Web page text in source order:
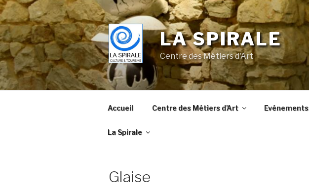
Skip
to
content
LA SPIRALE
Centre des Métiers d'Art
Accueil Centre des Métiers d’Art Evénements
La Spirale
Glaise